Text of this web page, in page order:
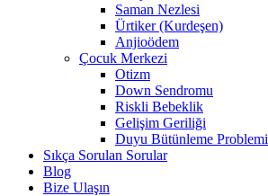
Saman Nezlesi
Ürtiker (Kurdeşen)
Anjioödem
Çocuk Merkezi
Otizm
Down Sendromu
Riskli Bebeklik
Gelişim Geriliği
Duyu Bütünleme Problemi
Sıkça Sorulan Sorular
Blog
Bize Ulaşın